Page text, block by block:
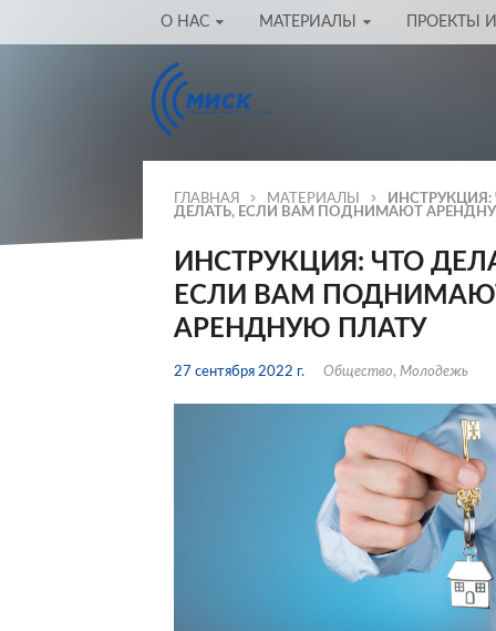
О НАС МАТЕРИАЛЫ ПРОЕКТЫ
ГЛАВНАЯ МАТЕРИАЛЫ
ИНСТРУКЦИЯ:
ДЕЛАТЬ, ЕСЛИ ВАМ ПОДНИМАЮТ
ИНСТРУКЦИЯ: ЧТО
ЕСЛИ ВАМ
АРЕНДНУЮ ПЛАТУ
27 сентября 2022 г. Общество, Молодежь